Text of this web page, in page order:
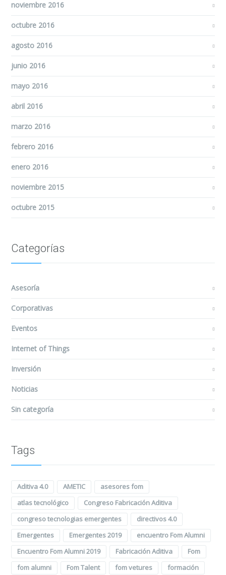
noviembre 2016
octubre 2016
agosto 2016
junio 2016
mayo 2016
abril 2016
marzo 2016
febrero 2016
enero 2016
noviembre 2015
octubre 2015
Categorías
Asesoría
Corporativas
Eventos
Internet of Things
Inversión
Noticias
Sin categoría
Tags
Aditiva 4.0 AMETIC
asesores fom
atlas tecnológico
Congreso Fabricación Aditiva
congreso tecnologias emergentes
directivos 4.0
Emergentes
Emergentes 2019
encuentro Fom Alumni
Encuentro Fom Alumni 2019
Fabricación Aditiva
Fom
fom alumni
Fom Talent fom vetures
formación